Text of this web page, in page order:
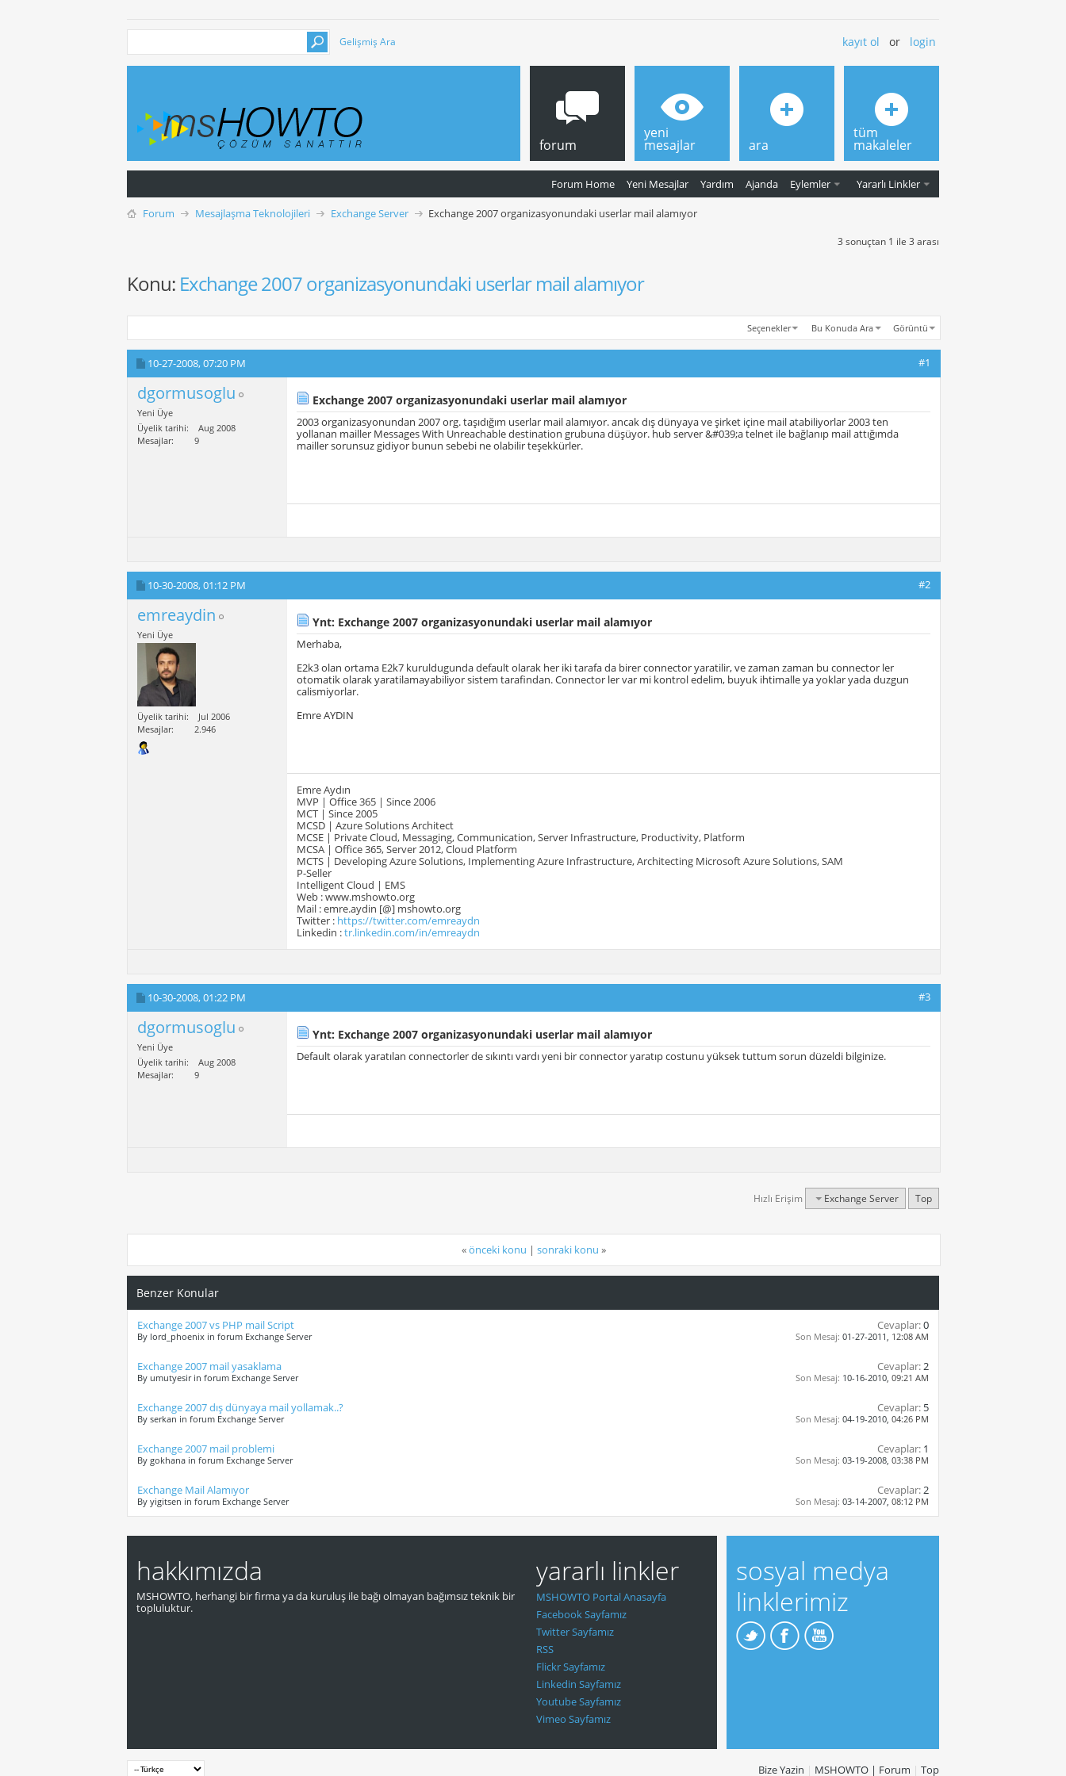
Gelişmiş Ara kayıt ol or login
forum
Forum Home Yeni Mesajlar Yardım Ajanda Eylemler Yararlı Linkler
yeni
mesajlar ara
tüm
makaleler
Forum Mesajlaşma Teknolojileri Exchange Server Exchange 2007 organizasyonundaki userlar mail alamıyor
3 sonuçtan 1 ile 3 arası
Konu: Exchange 2007 organizasyonundaki userlar mail alamıyor
Seçenekler Bu Konuda Ara Görüntü
10-27-2008,07:20 PM #1
dgormusoglu
Yeni Üye
Üyelik tarihi
Aug 2008
Mesajlar
9
Exchange 2007 organizasyonundaki userlar mail alamıyor
2003 organizasyonundan 2007 org. taşıdığım userlar mail alamıyor. ancak dış dünyaya ve şirket içine mail atabiliyorlar 2003 ten
yollanan mailler Messages With Unreachable destination grubuna düşüyor. hub server &#039;a telnet ile bağlanıp mail attığımda
mailler sorunsuz gidiyor bunun sebebi ne olabilir teşekkürler.
10-30-2008,01:12 PM #2
emreaydin
Yeni Üye
Üyelik tarihi
Jul 2006
Mesajlar
2.946
Ynt: Exchange 2007 organizasyonundaki userlar mail alamıyor
Merhaba,
E2k3 olan ortama E2k7 kuruldugunda default olarak her iki tarafa da birer connector yaratilir, ve zaman zaman bu connector ler
otomatik olarak yaratilamayabiliyor sistem tarafindan. Connector ler var mi kontrol edelim, buyuk ihtimalle ya yoklar yada duzgun
calismiyorlar.
Emre AYDIN
Emre Aydın
MVP | Office 365 | Since 2006
MCT | Since 2005
MCSD | Azure Solutions Architect
MCSE | Private Cloud, Messaging, Communication, Server Infrastructure, Productivity, Platform
MCSA | Office 365, Server 2012, Cloud Platform
MCTS | Developing Azure Solutions, Implementing Azure Infrastructure, Architecting Microsoft Azure Solutions, SAM
P-Seller
Intelligent Cloud | EMS
Web : www.mshowto.org
Mail : emre.aydin [@] mshowto.org
Twitter : https://twitter.com/emreaydn
Linkedin :tr.linkedin.com/in/emreaydn
10-30-2008,01:22 PM #3
dgormusoglu
Yeni Üye
Üyelik tarihi
Aug 2008
Mesajlar
9
Ynt: Exchange 2007 organizasyonundaki userlar mail alamıyor
Default olarak yaratılan connectorler de sıkıntı vardı yeni bir connector yaratıp costunu yüksek tuttum sorun düzeldi bilginize.
Hızlı Erişim Exchange Server Top
«önceki konu | sonraki konu »
Benzer Konular
Exchange 2007 vs PHP mail Script
By lord_phoenix in forum Exchange Server
Cevaplar:0
Son Mesaj: 01-27-2011, 12:08 AM
Exchange 2007 mail yasaklama
By umutyesir in forum Exchange Server
Cevaplar:2
Son Mesaj: 10-16-2010, 09:21 AM
Exchange 2007 dış dünyaya mail yollamak..?
By serkan in forum Exchange Server
Cevaplar: 5
Son Mesaj: 04-19-2010, 04:26 PM
Exchange 2007 mail problemi
By gokhana in forum Exchange Server
Cevaplar: 1
Son Mesaj: 03-19-2008, 03:38 PM
Exchange Mail Alamıyor
By yigitsen in forum Exchange Server
Cevaplar:2
Son Mesaj: 03-14-2007, 08:12 PM
hakkımızda
MSHOWTO, herhangi bir firma ya da kuruluş ile bağı olmayan bağımsız teknik bir
topluluktur.
yararlı linkler
MSHOWTO Portal Anasayfa
Facebook Sayfamız
Twitter Sayfamız
RSS
Flickr Sayfamız
Linkedin Sayfamız
Youtube Sayfamız
Vimeo Sayfamız
sosyal medya
linklerimiz
Bize Yazin | MSHOWTO | Forum | Top